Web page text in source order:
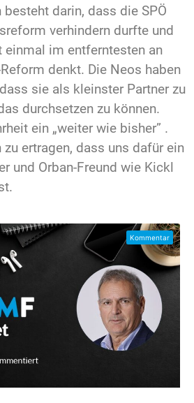
darin, dass die SPÖ
verhindern durfte und
einmal im entferntesten an
denkt. Die Neos haben
sie als kleinster Partner zu
durchsetzen zu können.
ein „weiter wie bisher” .
ertragen, dass uns dafür ein
und Orban-Freund wie Kickl